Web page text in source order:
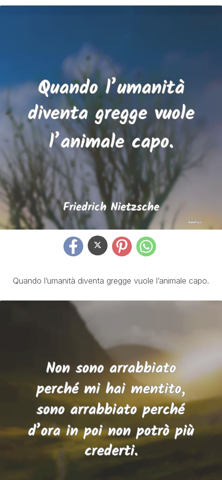
Quando l’umanità diventa gregge vuole l’animale capo.